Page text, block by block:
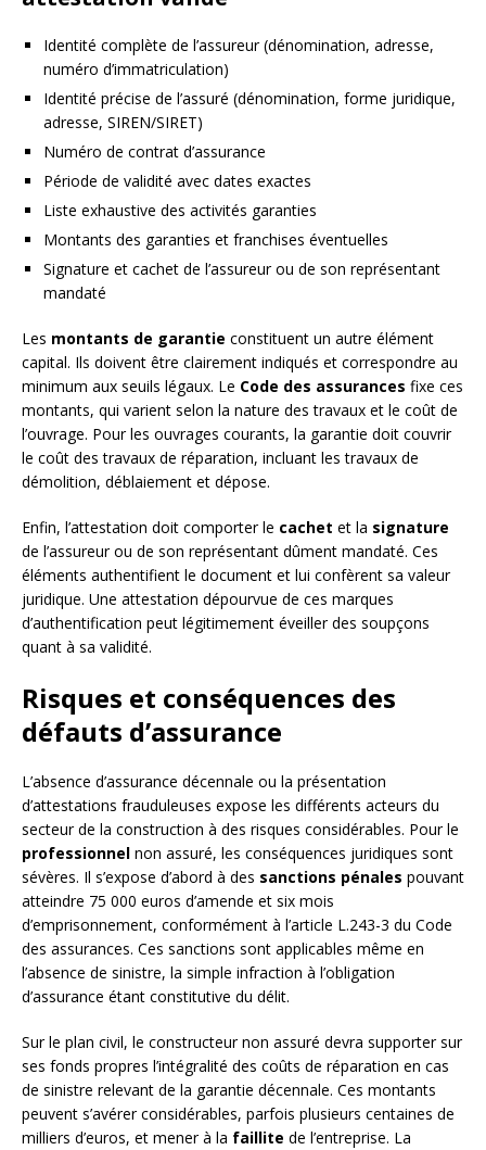
Identité complète de l’assureur (dénomination, adresse,
numéro d’immatriculation)
Identité précise de l’assuré (dénomination, forme juridique,
adresse, SIREN/SIRET)
Numéro de contrat d’assurance
Période de validité avec dates exactes
Liste exhaustive des activités garanties
Montants des garanties et franchises éventuelles
Signature et cachet de l’assureur ou de son représentant
mandaté
Les montants de garantie constituent un autre élément
capital. Ils doivent être clairement indiqués et correspondre au
minimum aux seuils légaux. Le Code des assurances fixe ces
montants, qui varient selon la nature des travaux et le coût de
l’ouvrage. Pour les ouvrages courants, la garantie doit couvrir
le coût des travaux de réparation, incluant les travaux de
démolition, déblaiement et dépose.
Enfin, l’attestation doit comporter le cachet et la signature
de l’assureur ou de son représentant dûment mandaté. Ces
éléments authentifient le document et lui confèrent sa valeur
juridique. Une attestation dépourvue de ces marques
d’authentification peut légitimement éveiller des soupçons
quant à sa validité.
Risques et conséquences des
défauts d’assurance
L’absence d’assurance décennale ou la présentation
d’attestations frauduleuses expose les différents acteurs du
secteur de la construction à des risques considérables. Pour le
professionnel non assuré, les conséquences juridiques sont
sévères. Il s’expose d’abord à des sanctions pénales pouvant
atteindre 75 000 euros d’amende et six mois
d’emprisonnement, conformément à l’article L.243-3 du Code
des assurances. Ces sanctions sont applicables même en
l’absence de sinistre, la simple infraction à l’obligation
d’assurance étant constitutive du délit.
Sur le plan civil, le constructeur non assuré devra supporter sur
ses fonds propres l’intégralité des coûts de réparation en cas
de sinistre relevant de la garantie décennale. Ces montants
peuvent s’avérer considérables, parfois plusieurs centaines de
milliers d’euros, et mener à la faillite de l’entreprise. La